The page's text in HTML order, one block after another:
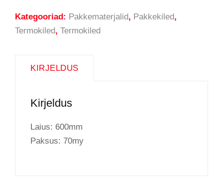
Kategooriad: Pakkematerjalid, Pakkekiled,
Termokiled, Termokiled
KIRJELDUS
Kirjeldus
Laius: 600mm
Paksus: 70my